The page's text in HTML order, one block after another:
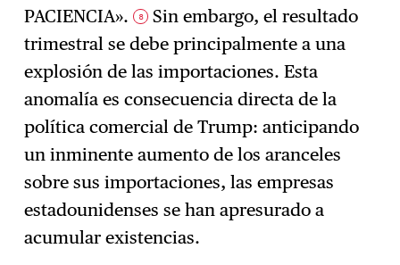
PACIENCIA». 8
Sin embargo, el resultado
trimestral se debe principalmente a una
explosión de las importaciones. Esta
anomalía es consecuencia directa de la
política comercial de Trump: anticipando
un inminente aumento de los aranceles
sobre sus importaciones, las empresas
estadounidenses se han apresurado a
acumular existencias.